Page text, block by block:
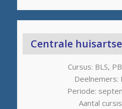
Centrale
Cursus: BLS,
Deelnemers:
Periode:
Aantal